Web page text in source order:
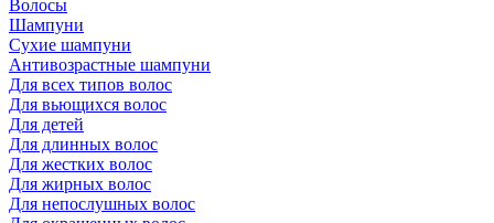
Волосы
Шампуни
Сухие шампуни
Антивозрастные шампуни
Для всех типов волос
Для вьющихся волос
Для детей
Для длинных волос
Для жестких волос
Для жирных волос
Для непослушных волос